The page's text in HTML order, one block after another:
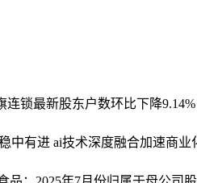
连锁最新股东户数环比下降
中有进 ai技术深度融合加速商业